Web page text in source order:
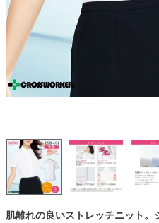
肌離れの良いストレッチニット